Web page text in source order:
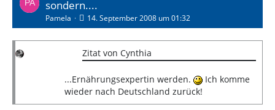
sondern....
Pamela 14. September 2008 um 01:32
Zitat von Cynthia
...Ernährungsexpertin werden.
Ich komme
wieder nach Deutschland zurück!